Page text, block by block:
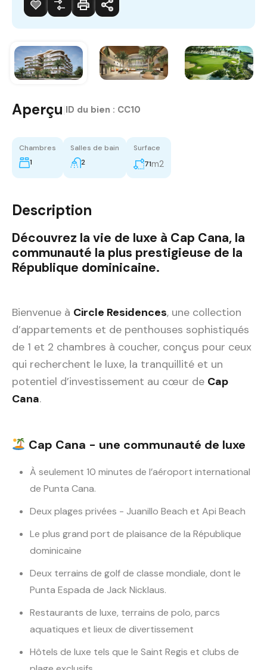
Aperçu ID du bien : CC10
Chambres
1
Salles de bain
2
Surface
71m2
Description
Découvrez la vie de luxe à Cap Cana, la
communauté la plus prestigieuse de la
République dominicaine.
Bienvenue à Circle Residences, une collection
d’appartements et de penthouses sophistiqués
de 1 et 2 chambres à coucher, conçus pour ceux
qui recherchent le luxe, la tranquillité et un
potentiel d’investissement au cœur de Cap
Cana.
Cap Cana - une communauté de luxe
À seulement 10 minutes de l’aéroport international
de Punta Cana.
Deux plages privées - Juanillo Beach et Api Beach
Le plus grand port de plaisance de la République
dominicaine
Deux terrains de golf de classe mondiale, dont le
Punta Espada de Jack Nicklaus.
Restaurants de luxe, terrains de polo, parcs
aquatiques et lieux de divertissement
Hôtels de luxe tels que le Saint Regis et clubs de